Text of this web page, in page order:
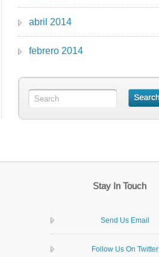
abril 2014
febrero 2014
Stay In Touch
Send Us Email
Follow Us On Twitter